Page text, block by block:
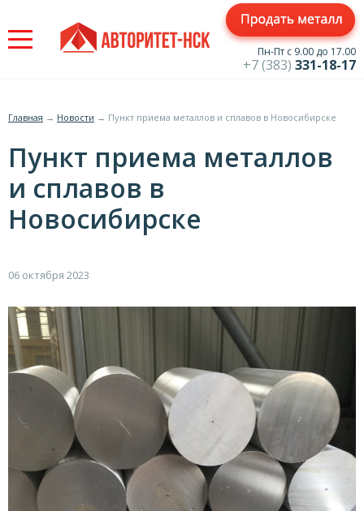
to
navigation
Пн-Пт с 9.00 до 17.00
+7 (383) 331-18-17
Вы
здесь
Главная → Новости → Пункт приема металлов и сплавов в Новосибирске
Пункт приема металлов
и сплавов в
Новосибирске